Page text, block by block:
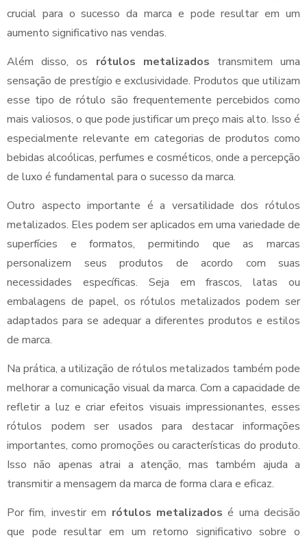
crucial para o sucesso da marca e pode resultar em um
aumento significativo nas vendas.
Além disso, os rótulos metalizados transmitem uma
sensação de prestígio e exclusividade. Produtos que utilizam
esse tipo de rótulo são frequentemente percebidos como
mais valiosos, o que pode justificar um preço mais alto. Isso é
especialmente relevante em categorias de produtos como
bebidas alcoólicas, perfumes e cosméticos, onde a percepção
de luxo é fundamental para o sucesso da marca.
Outro aspecto importante é a versatilidade dos rótulos
metalizados. Eles podem ser aplicados em uma variedade de
superfícies e formatos, permitindo que as marcas
personalizem seus produtos de acordo com suas
necessidades específicas. Seja em frascos, latas ou
embalagens de papel, os rótulos metalizados podem ser
adaptados para se adequar a diferentes produtos e estilos
de marca.
Na prática, a utilização de rótulos metalizados também pode
melhorar a comunicação visual da marca. Com a capacidade de
refletir a luz e criar efeitos visuais impressionantes, esses
rótulos podem ser usados para destacar informações
importantes, como promoções ou características do produto.
Isso não apenas atrai a atenção, mas também ajuda a
transmitir a mensagem da marca de forma clara e eficaz.
Por fim, investir em rótulos metalizados é uma decisão
que pode resultar em um retorno significativo sobre o